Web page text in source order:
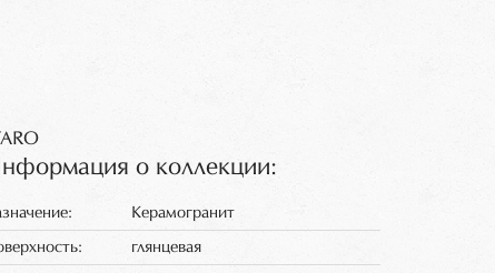
о коллекции:
Керамогранит
глянцевая